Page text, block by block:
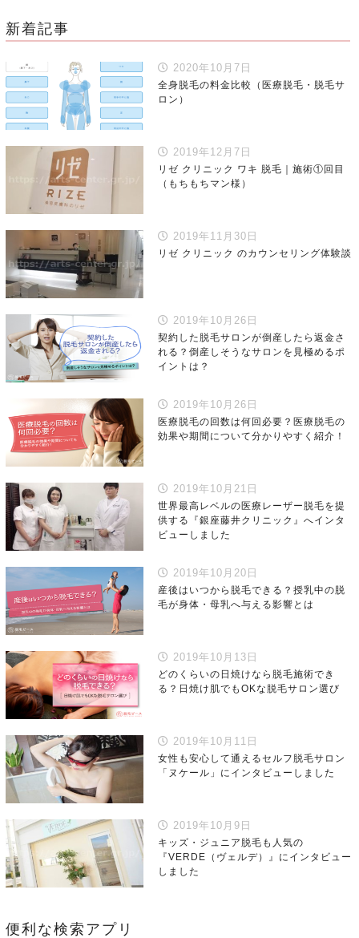
新着記事
2020年10月7日
全身脱毛の料金比較（医療脱毛・脱毛サ
ロン）
2019年12月7日
リゼ クリニック ワキ 脱毛｜施術①回目
（もちもちマン様）
2019年11月30日
リゼ クリニック のカウンセリング体験談
2019年10月26日
契約した脱毛サロンが倒産したら返金さ
れる？倒産しそうなサロンを見極めるポ
イントは？
2019年10月26日
医療脱毛の回数は何回必要？医療脱毛の
効果や期間について分かりやすく紹介！
2019年10月21日
世界最高レベルの医療レーザー脱毛を提
供する『銀座藤井クリニック』へインタ
ビューしました
2019年10月20日
産後はいつから脱毛できる？授乳中の脱
毛が身体・母乳へ与える影響とは
2019年10月13日
どのくらいの日焼けなら脱毛施術でき
る？日焼け肌でもOKな脱毛サロン選び
2019年10月11日
女性も安心して通えるセルフ脱毛サロン
「ヌケール」にインタビューしました
2019年10月9日
キッズ・ジュニア脱毛も人気の
『VERDE（ヴェルデ）』にインタビュー
しました
便利な検索アプリ